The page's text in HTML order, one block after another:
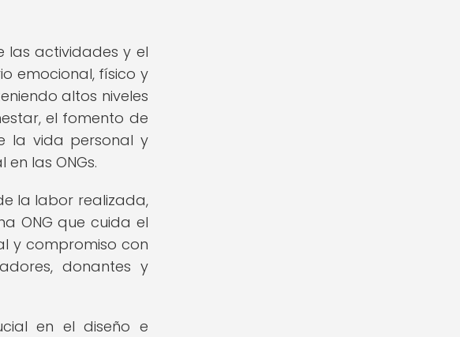
las actividades y el
emocional, físico y
altos niveles
el fomento de
la vida personal y
las ONGs.
la labor realizada,
ONG que cuida el
y compromiso con
donantes y
en el diseño e